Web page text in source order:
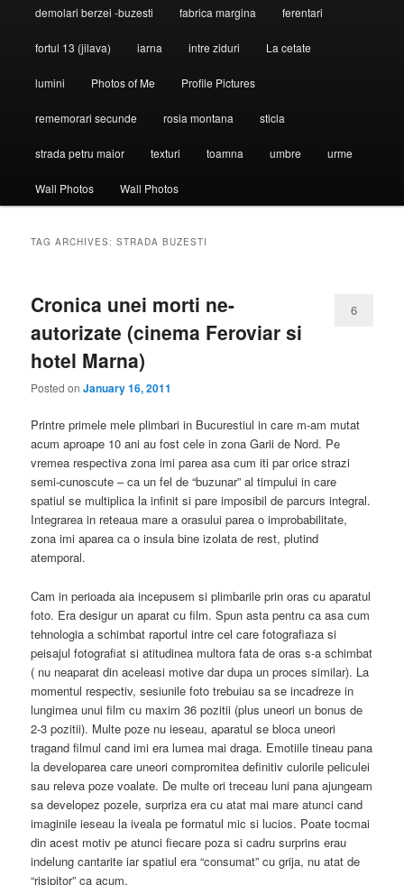
demolari berzei -buzesti fabrica margina ferentari
fortul 13 (jilava) iarna intre ziduri La cetate
lumini Photos of Me Profile Pictures
rememorari secunde rosia montana sticla
strada petru maior texturi toamna umbre urme
Wall Photos Wall Photos
TAG ARCHIVES:STRADA BUZESTI
Cronica unei morti ne-
autorizate (cinema Feroviar si
hotel Marna)
Posted onJanuary 16, 2011
6
Printre primele mele plimbari in Bucurestiul in care m-am mutat
acum aproape 10 ani au fost cele in zona Garii de Nord. Pe
vremea respectiva zona imi parea asa cum iti par orice strazi
semi-cunoscute – ca un fel de “buzunar” al timpului in care
spatiul se multiplica la infinit si pare imposibil de parcurs integral.
Integrarea in reteaua mare a orasului parea o improbabilitate,
zona imi aparea ca o insula bine izolata de rest, plutind
atemporal.
Cam in perioada aia incepusem si plimbarile prin oras cu aparatul
foto. Era desigur un aparat cu film. Spun asta pentru ca asa cum
tehnologia a schimbat raportul intre cel care fotografiaza si
peisajul fotografiat si atitudinea multora fata de oras s-a schimbat
( nu neaparat din aceleasi motive dar dupa un proces similar). La
momentul respectiv, sesiunile foto trebuiau sa se incadreze in
lungimea unui film cu maxim 36 pozitii (plus uneori un bonus de
2-3 pozitii). Multe poze nu ieseau, aparatul se bloca uneori
tragand filmul cand imi era lumea mai draga. Emotiile tineau pana
la developarea care uneori compromitea definitiv culorile peliculei
sau releva poze voalate. De multe ori treceau luni pana ajungeam
sa developez pozele, surpriza era cu atat mai mare atunci cand
imaginile ieseau la iveala pe formatul mic si lucios. Poate tocmai
din acest motiv pe atunci fiecare poza si cadru surprins erau
indelung cantarite iar spatiul era “consumat” cu grija, nu atat de
“risipitor” ca acum.